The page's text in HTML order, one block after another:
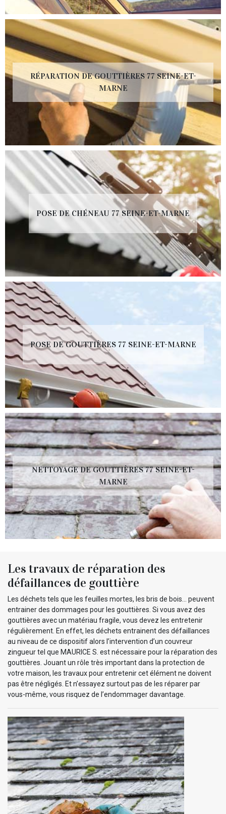
RÉPARATION DE GOUTTIÈRES 77 SEINE-ET-
MARNE
POSE DE CHÉNEAU 77 SEINE-ET-MARNE
POSE DE GOUTTIÈRES 77 SEINE-ET-MARNE
NETTOYAGE DE GOUTTIÈRES 77 SEINE-ET-
MARNE
Les travaux de réparation des
défaillances de gouttière
Les déchets tels que les feuilles mortes, les bris de bois… peuvent
entrainer des dommages pour les gouttières. Si vous avez des
gouttières avec un matériau fragile, vous devez les entretenir
régulièrement. En effet, les déchets entrainent des défaillances
au niveau de ce dispositif alors l’intervention d’un couvreur
zingueur tel que MAURICE S. est nécessaire pour la réparation des
gouttières. Jouant un rôle très important dans la protection de
votre maison, les travaux pour entretenir cet élément ne doivent
pas être négligés. Et n’essayez surtout pas de les réparer par
vous-même, vous risquez de l’endommager davantage.